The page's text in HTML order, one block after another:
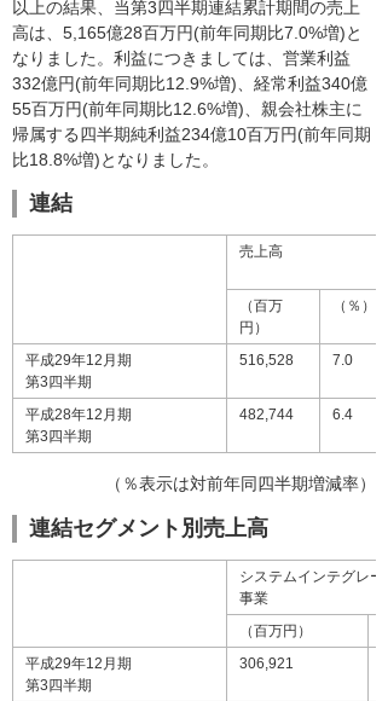
以上の結果、当第3四半期連結累計期間の売上
高は、5,165億28百万円(前年同期比7.0%増)と
なりました。利益につきましては、営業利益
332億円(前年同期比12.9%増)、経常利益340億
55百万円(前年同期比12.6%増)、親会社株主に
帰属する四半期純利益234億10百万円(前年同期
比18.8%増)となりました。
連結
売上高
（百万
円）
（％）
平成29年12月期
第3四半期
516,528 7.0
平成28年12月期
第3四半期
482,744 6.4
（％表示は対前年同四半期増減率）
連結セグメント別売上高
システムインテグレー
事業
（百万円）
平成29年12月期
第3四半期
306,921